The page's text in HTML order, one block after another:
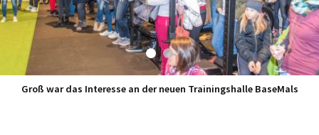
Groß war das Interesse an der neuen Trainingshalle BaseMals